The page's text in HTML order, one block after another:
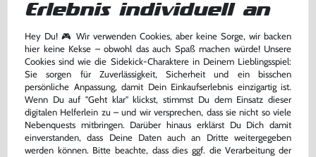
nur23,99 €
Warenkorb
nur47,99 €
Warenkorb
Erlebnis individuell an
Hey Du! 🎮 Wir verwenden Cookies, aber keine Sorge, wir backen
hier keine Kekse – obwohl das auch Spaß machen würde! Unsere
Cookies sind wie die Sidekick-Charaktere in Deinem Lieblingsspiel:
Sie sorgen für Zuverlässigkeit, Sicherheit und ein bisschen
persönliche Anpassung, damit Dein Einkaufserlebnis einzigartig ist.
Wenn Du auf "Geht klar" klickst, stimmst Du dem Einsatz dieser
digitalen Helferlein zu – und wir versprechen, dass sie nicht so viele
Nebenquests mitbringen. Darüber hinaus erklärst Du Dich damit
einverstanden, dass Deine Daten auch an Dritte weitergegeben
werden können. Bitte beachte, dass dies ggf. die Verarbeitung der